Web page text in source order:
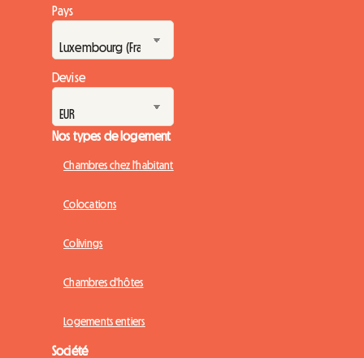
Pays
Devise
Nos types de logement
Chambres chez l'habitant
Colocations
Colivings
Chambres d'hôtes
Logements entiers
Société